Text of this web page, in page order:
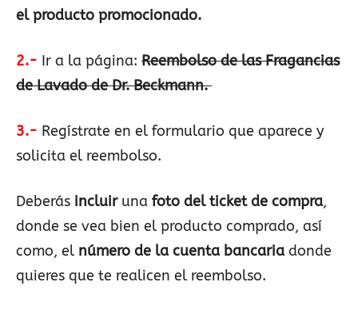
el producto promocionado.
2.- Ir a la página: Reembolso de las Fragancias
de Lavado de Dr. Beckmann.
3.- Regístrate en el formulario que aparece y
solicita el reembolso.
Deberás incluiruna foto del ticket de compra,
donde se vea bien el producto comprado, así
como, el número de la cuenta bancaria donde
quieres que te realicen el reembolso.